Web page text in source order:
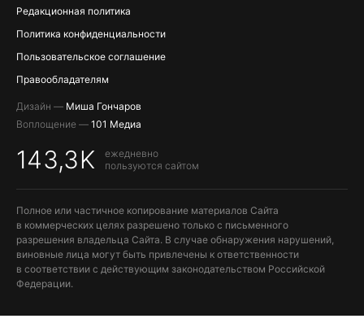
Редакционная политика
Политика конфиденциальности
Пользовательское соглашение
Правообладателям
Дизайн — Миша Гончаров
Воплощение — 101 Медиа
143,3K
ежедневно
пользуются сайтом
Полное или частичное копирование материалов Сайта
в коммерческих целях разрешено только с письменного
разрешения владельца Сайта. В случае обнаружения нарушений,
виновные лица могут быть привлечены к ответственности
в соответствии с действующим законодательством Российской
Федерации.